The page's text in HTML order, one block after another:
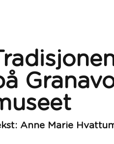
Anne Marie